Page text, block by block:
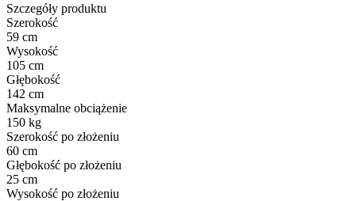
Szczegóły produktu
Szerokość
59 cm
Wysokość
105 cm
Głębokość
142 cm
Maksymalne obciążenie
150 kg
Szerokość po złożeniu
60 cm
Głębokość po złożeniu
25 cm
Wysokość po złożeniu